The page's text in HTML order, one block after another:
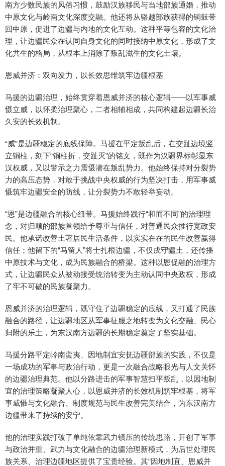
南方少数民族的风俗习惯，鼓励汉族移民与当地部族通婚，推动
中原文化与岭南文化深度交融。他还将从骆越部族获得的铜鼓带
回中原，促进了边疆与内地的文化互动。这种平等包容的文化治
理，让边疆民众在认同自身文化的同时接纳中原文化，形成了文
化共生的格局，从根本上消除了叛乱滋生的文化土壤。
恩威并济：双向发力，以长效思维筑牢边疆根基
马援的边疆治理，始终贯穿着恩威并济的核心逻辑——以军事威
慑立威，以怀柔治理聚心，二者相辅相成，共同构建起边疆长治
久安的长效机制。
“威”是边疆稳定的底线保障。马援在平定叛乱后，在交趾边境竖
立铜柱，刻下“铜柱折，交趾灭”的铭文，既作为汉疆界标彰显东
汉权威，又以警示之力震慑潜在叛乱势力。他始终保持对分裂势
力的高压态势，对敢于挑战中央权威的行为坚决打击，用军事威
慑筑牢边疆安全的防线，让分裂势力不敢轻举妄动。
“恩”是边疆融合的核心纽带。马援始终践行“和而不同”的治理理
念，对归顺的部族首领给予尊重与信任，对普通民众推行宽政安
民。他承诺改善土著居民生活条件，以实实在在的民生改善赢得
信任；他留下的“马留人”将士扎根边疆，不仅戍守疆土，还传播
中原技术与文化，成为民族融合的桥梁。这种以恩促融的治理方
式，让边疆民众从被动接受统治转变为主动认同中央政权，形成
了牢不可破的民族凝聚力。
恩威并济的治理逻辑，既守住了边疆稳定的底线，又打通了民族
融合的路径，让边疆地区从军事征服之地转变为文化交融、民心
归附的乐土，为东汉南方边疆的长期稳定奠定了坚实基础。
马援分路平定岭南蛮夷、因地制宜安抚边疆部族的实践，不仅是
一场成功的军事与政治行动，更是一次融合战略眼光与人文关怀
的边疆治理典范。他以分路进击的军事智慧扫平叛乱，以因地制
宜的治理策略凝聚人心，以恩威并济的长效机制筑牢根基，将军
事威慑与文化融合、制度规范与民生改善完美结合，为东汉南方
边疆带来了持续的安宁。
他的治理实践打破了单纯依靠武力镇压的传统思路，开创了军事
与政治并重、武力与文化融合的边疆治理新模式，为后世处理民
族关系、治理边疆地区提供了宝贵经验。其“因地制宜、恩威并